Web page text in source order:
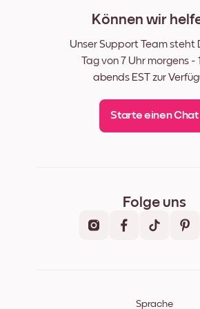
Können wir
Unser Support Team steht
Tag von 7 Uhr morgens -
abends EST zur
Starte einen Chat
Folge uns
Sprache